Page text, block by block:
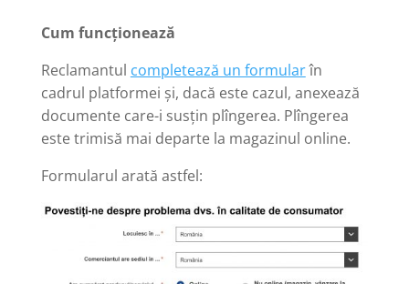
Cum funcționează
Reclamantul completează un formularîn
cadrul platformei și, dacă este cazul, anexează
documente care-i susțin plîngerea. Plîngerea
este trimisă mai departe la magazinul online.
Formularul arată astfel: